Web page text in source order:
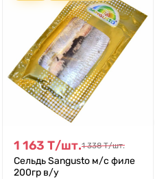
1 163 Т/шт.1 338 Т/шт.
Сельдь Sangusto м/с филе
200гр в/у